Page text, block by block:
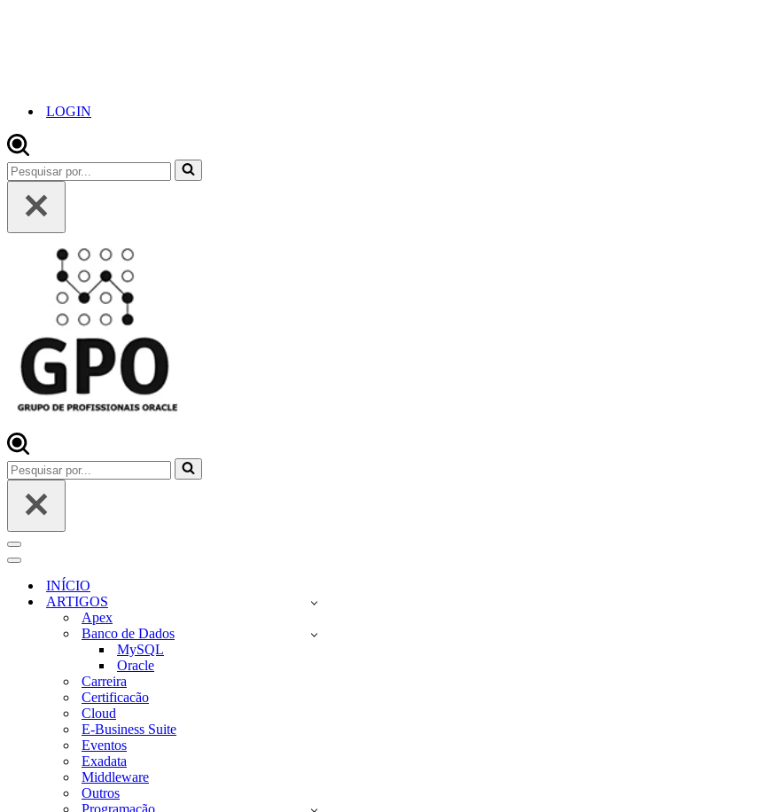
LOGIN
Pesquisar
por...
Pesquisar
por...
Menu
de
navegação
Menu
navegaçãoINÍCIO
ARTIGOS
Apex
Banco de Dados
MySQL
Oracle
Carreira
Certificacão
Cloud
E-Business Suite
Eventos
Exadata
Middleware
Outros
Programação